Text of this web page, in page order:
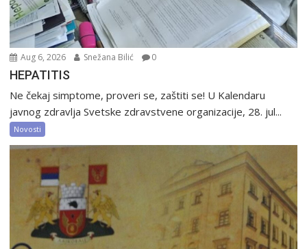
Aug 6, 2026 Snežana Bilić 0
HEPATITIS
Ne čekaj simptome, proveri se, zaštiti se! U Kalendaru
javnog zdravlja Svetske zdravstvene organizacije, 28. jul...
Novosti